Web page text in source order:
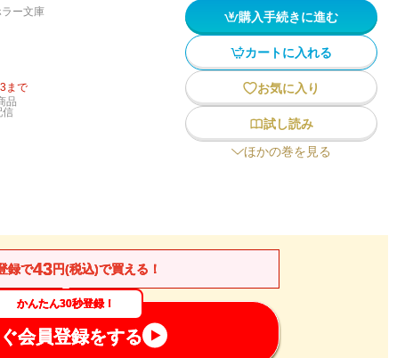
ー文庫
まで
品
信
購入手続きに進む
カートに入れる
お気に入り
試し読み
ほかの巻を見る
録で43円(税込)で買える！
かんたん30秒登録！
会員登録をする